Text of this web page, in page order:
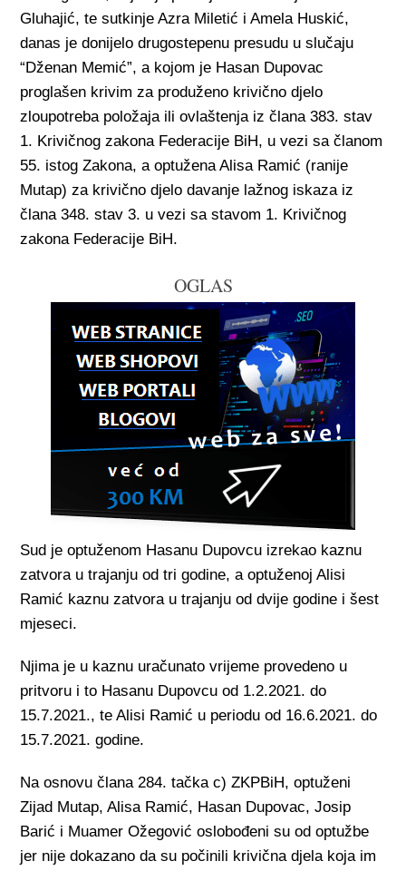
Gluhajić, te sutkinje Azra Miletić i Amela Huskić,
danas je donijelo drugostepenu presudu u slučaju
“Dženan Memić”, a kojom je Hasan Dupovac
proglašen krivim za produženo krivično djelo
zloupotreba položaja ili ovlaštenja iz člana 383. stav
1. Krivičnog zakona Federacije BiH, u vezi sa članom
55. istog Zakona, a optužena Alisa Ramić (ranije
Mutap) za krivično djelo davanje lažnog iskaza iz
člana 348. stav 3. u vezi sa stavom 1. Krivičnog
zakona Federacije BiH.
OGLAS
Sud je optuženom Hasanu Dupovcu izrekao kaznu
zatvora u trajanju od tri godine, a optuženoj Alisi
Ramić kaznu zatvora u trajanju od dvije godine i šest
mjeseci.
Njima je u kaznu uračunato vrijeme provedeno u
pritvoru i to Hasanu Dupovcu od 1.2.2021. do
15.7.2021., te Alisi Ramić u periodu od 16.6.2021. do
15.7.2021. godine.
Na osnovu člana 284. tačka c) ZKPBiH, optuženi
Zijad Mutap, Alisa Ramić, Hasan Dupovac, Josip
Barić i Muamer Ožegović oslobođeni su od optužbe
jer nije dokazano da su počinili krivična djela koja im